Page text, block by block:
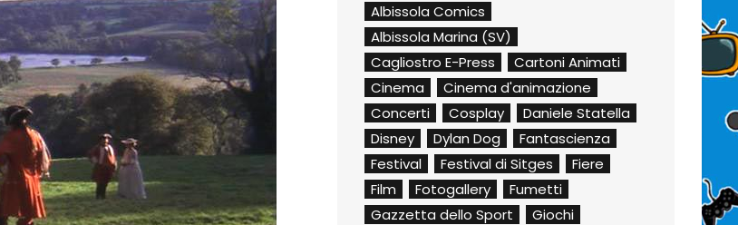
Albissola Comics
Albissola Marina (SV)
Cagliostro E-Press
Cartoni Animati
Cinema
Cinema d'animazione
Concerti
Cosplay
Daniele Statella
Disney
Dylan Dog
Fantascienza
Festival
Festival di Sitges
Fiere
Film
Fotogallery
Fumetti
Gazzetta dello Sport
Giochi